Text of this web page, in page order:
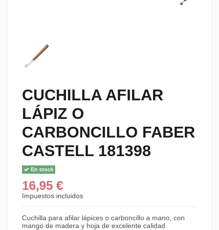
CUCHILLA AFILAR
LÁPIZ O
CARBONCILLO FABER
CASTELL 181398
En stock
16,95 €
Impuestos incluidos
Cuchilla para afilar lápices o carboncillo a mano, con
mango de madera y hoja de excelente calidad